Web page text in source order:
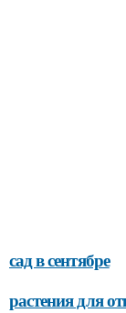
сад в сентябре
растения для